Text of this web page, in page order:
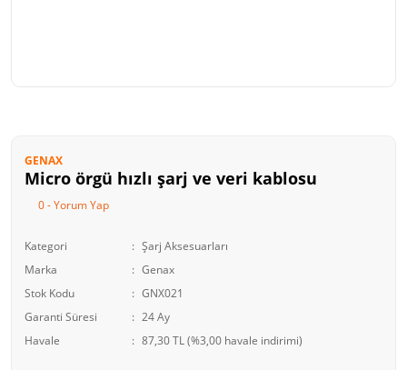
GENAX
Micro örgü hızlı şarj ve veri kablosu
0 - Yorum Yap
Kategori
Şarj Aksesuarları
Marka
Genax
Stok Kodu
GNX021
Garanti Süresi
24 Ay
Havale
87,30 TL (%3,00 havale indirimi)